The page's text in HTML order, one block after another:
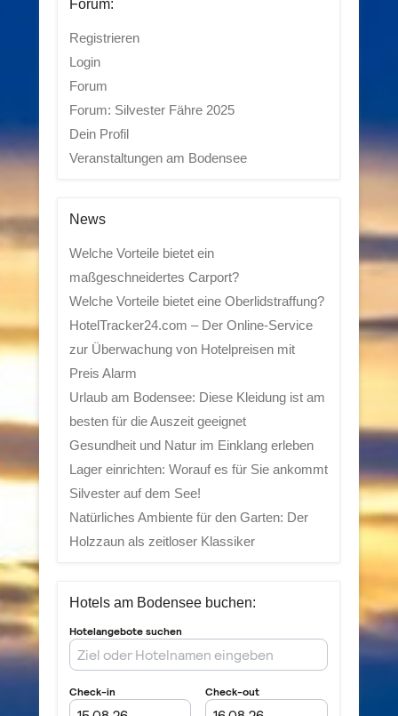
Forum:
Registrieren
Login
Forum
Forum: Silvester Fähre 2025
Dein Profil
Veranstaltungen am Bodensee
News
Welche Vorteile bietet ein
maßgeschneidertes Carport?
Welche Vorteile bietet eine Oberlidstraffung?
HotelTracker24.com – Der Online-Service
zur Überwachung von Hotelpreisen mit
Preis Alarm
Urlaub am Bodensee: Diese Kleidung ist am
besten für die Auszeit geeignet
Gesundheit und Natur im Einklang erleben
Lager einrichten: Worauf es für Sie ankommt
Silvester auf dem See!
Natürliches Ambiente für den Garten: Der
Holzzaun als zeitloser Klassiker
Hotels am Bodensee buchen: